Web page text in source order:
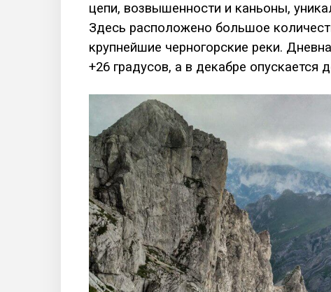
цепи, возвышенности и каньоны,
Здесь расположено большое
крупнейшие черногорские реки.
+26 градусов, а в декабре опускается